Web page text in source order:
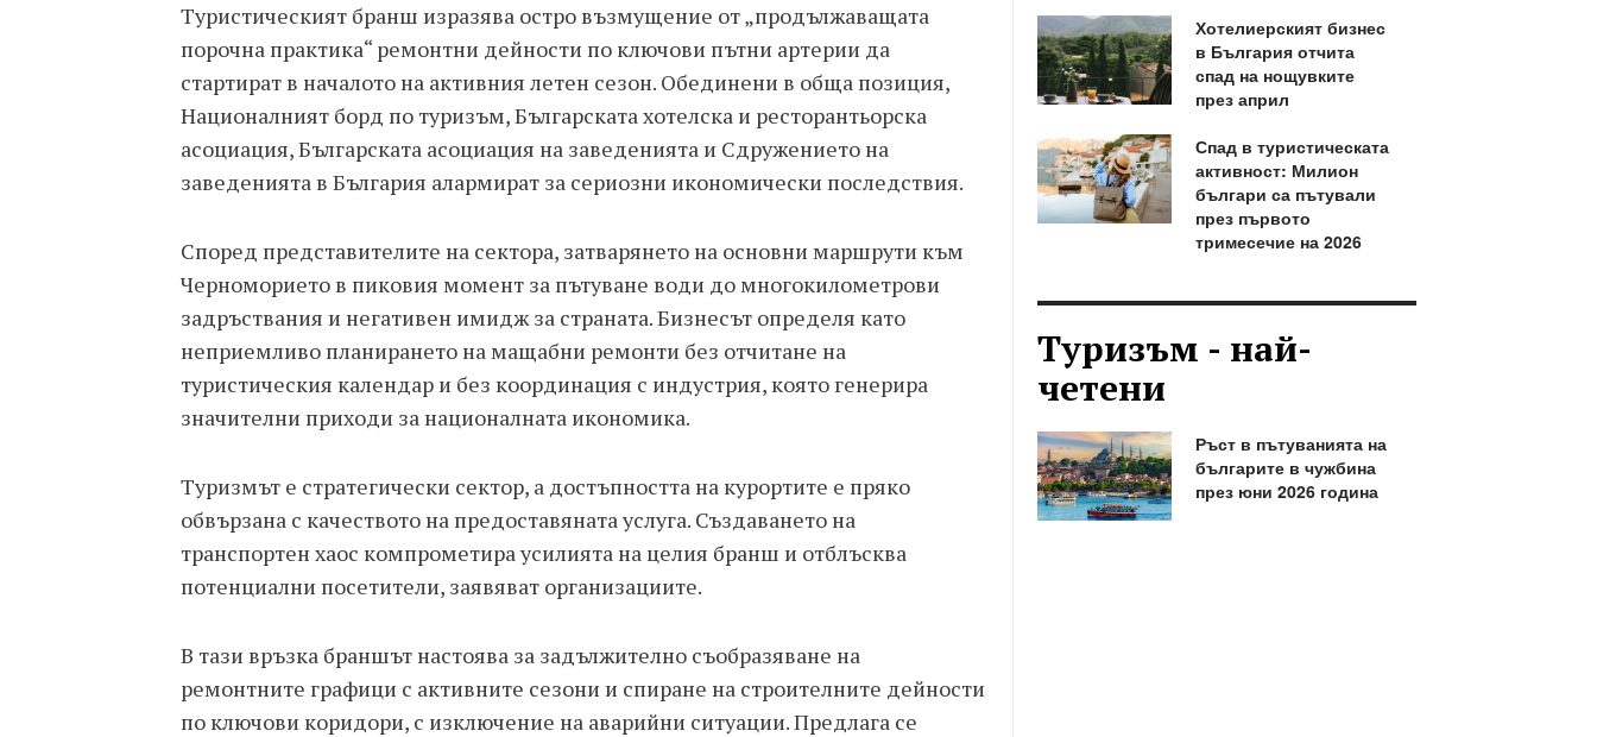
Туристическият бранш изразява остро възмущение от „продължаващата
порочна практика“ ремонтни дейности по ключови пътни артерии да
стартират в началото на активния летен сезон. Обединени в обща позиция,
Националният борд по туризъм, Българската хотелска и ресторантьорска
асоциация, Българската асоциация на заведенията и Сдружението на
заведенията в България алармират за сериозни икономически последствия.
Според представителите на сектора, затварянето на основни маршрути към
Черноморието в пиковия момент за пътуване води до многокилометрови
задръствания и негативен имидж за страната. Бизнесът определя като
неприемливо планирането на мащабни ремонти без отчитане на
туристическия календар и без координация с индустрия, която генерира
значителни приходи за националната икономика.
Туризмът е стратегически сектор, а достъпността на курортите е пряко
обвързана с качеството на предоставяната услуга. Създаването на
транспортен хаос компрометира усилията на целия бранш и отблъсква
потенциални посетители, заявяват организациите.
В тази връзка браншът настоява за задължително съобразяване на
ремонтните графици с активните сезони и спиране на строителните дейности
по ключови коридори, с изключение на аварийни ситуации. Предлага се
Хотелиерският бизнес
в България отчита
спад на нощувките
през април
Спад в туристическата
активност: Милион
българи са пътували
през първото
тримесечие на 2026
Туризъм - най-
четени
Ръст в пътуванията на
българите в чужбина
през юни 2026 година